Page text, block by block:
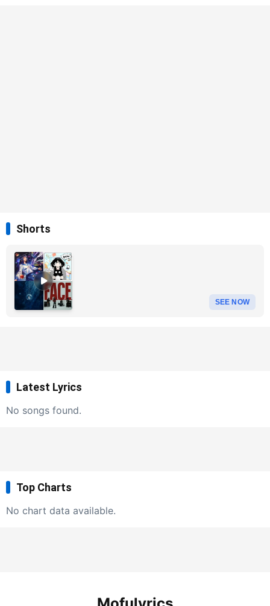
Shorts
SEE NOW
Latest Lyrics
No songs found.
Top Charts
No chart data available.